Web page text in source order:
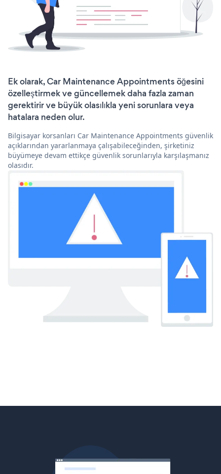
Ek olarak, Car Maintenance Appointments öğesini
özelleştirmek ve güncellemek daha fazla zaman
gerektirir ve büyük olasılıkla yeni sorunlara veya
hatalara neden olur.
Bilgisayar korsanları Car Maintenance Appointments güvenlik
açıklarından yararlanmaya çalışabileceğinden, şirketiniz
büyümeye devam ettikçe güvenlik sorunlarıyla karşılaşmanız
olasıdır.